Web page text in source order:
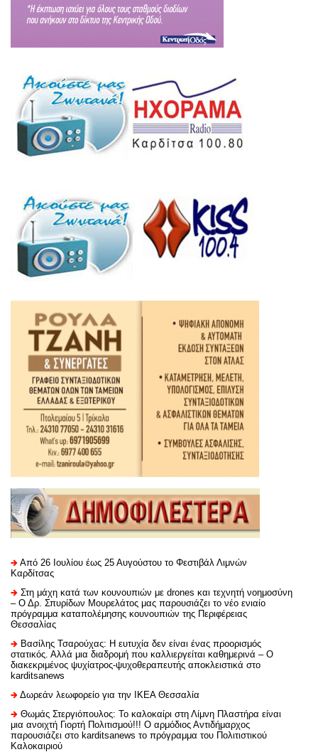
Από 26 Ιουλίου έως 25 Αυγούστου το Φεστιβάλ Λιμνών
Καρδίτσας
Στη μάχη κατά των κουνουπιών με drones και τεχνητή νοημοσύνη
– Ο Δρ. Σπυρίδων Μουρελάτος μας παρουσιάζει το νέο ενιαίο
πρόγραμμα καταπολέμησης κουνουπιών της Περιφέρειας
Θεσσαλίας
Βασίλης Τσαρούχας: Η ευτυχία δεν είναι ένας προορισμός
στατικός. Αλλά μια διαδρομή που καλλιεργείται καθημερινά – Ο
διακεκριμένος ψυχίατρος-ψυχοθεραπευτής αποκλειστικά στο
karditsanews
Δωρεάν λεωφορείο για την ΙΚΕΑ Θεσσαλία
Θωμάς Στεργιόπουλος: Το καλοκαίρι στη Λίμνη Πλαστήρα είναι
μια ανοιχτή Γιορτή Πολιτισμού!!! Ο αρμόδιος Αντιδήμαρχος
παρουσιάζει στο karditsanews το πρόγραμμα του Πολιτιστικού
Καλοκαιριού